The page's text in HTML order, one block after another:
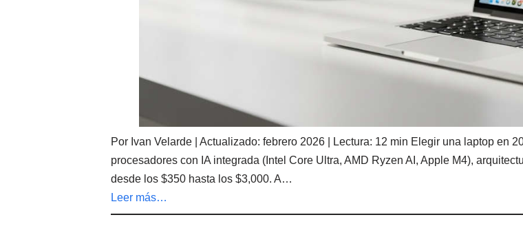
Por Ivan Velarde | Actualizado: febrero 2026 | Lectura: 12 min Elegir una laptop en
procesadores con IA integrada (Intel Core Ultra, AMD Ryzen AI, Apple M4),
desde los $350 hasta los $3,000. A…
Leer más…